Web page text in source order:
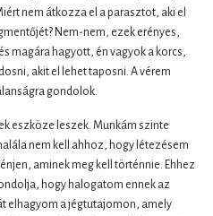
nem átkozza el a parasztot, aki el
Nem-nem, ezek erényes,
magára hagyott, én vagyok a korcs,
akit el lehet taposni. A vérem
gondolok.
eszköze leszek. Munkám szinte
nem kell ahhoz, hogy létezésem
aminek meg kell történnie. Ehhez
hogy halogatom ennek az
elhagyom a jégtutajomon, amely